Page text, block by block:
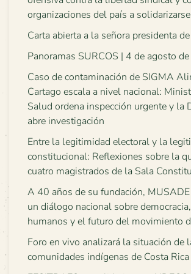
organizaciones del país a solidarizarse
Carta abierta a la señora presidenta
Panoramas SURCOS | 4 de agosto
Caso de contaminación de SIGMA
Cartago escala a nivel nacional:
Salud ordena inspección urgente y la
abre investigación
Entre la legitimidad electoral y la
constitucional: Reflexiones sobre la
cuatro magistrados de la Sala
A 40 años de su fundación, MUSADE
un diálogo nacional sobre
humanos y el futuro del movimiento
Foro en vivo analizará la situación de
comunidades indígenas de Costa Rica